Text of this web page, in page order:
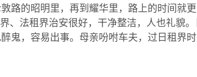
路的昭明里，再到耀华里，路上的时间就
、法租界治安很好，干净整洁，人也礼貌
鬼，容易出事。母亲吩咐车夫，过日租界